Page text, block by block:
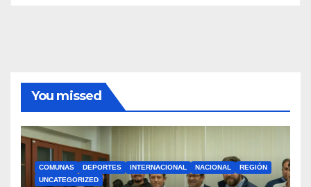
You missed
COMUNAS DEPORTES INTERNACIONAL NACIONAL
REGIÓN
UNCATEGORIZED